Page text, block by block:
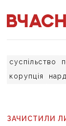
суспільство
корупція
ЗАЧИСТИЛИ